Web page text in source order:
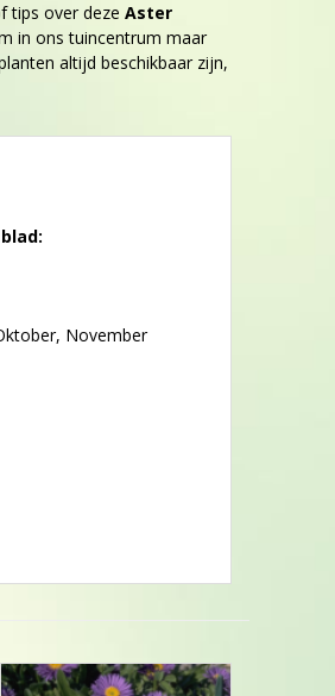
tips over deze Aster
in ons tuincentrum maar
altijd beschikbaar zijn,
November